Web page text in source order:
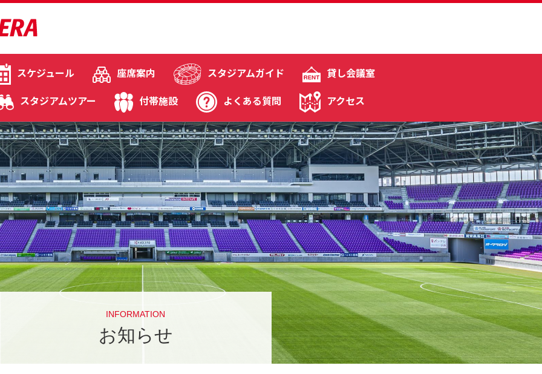
スケジュール 座席案内 スタジアムガイド
貸し会議室
スタジアムツアー 付帯施設 よくある質問 アクセス
INFORMATION
お知らせ